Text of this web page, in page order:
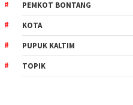
PEMKOT BONTANG
KOTA
PUPUK KALTIM
TOPIK